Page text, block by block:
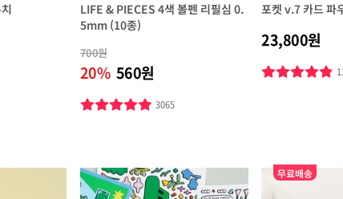
LIFE & PIECES 4색 볼펜 리필심 0.
5mm (10종)
700원
20% 560원
3065
포켓 v.7 카드 파
23,800원
무료배송